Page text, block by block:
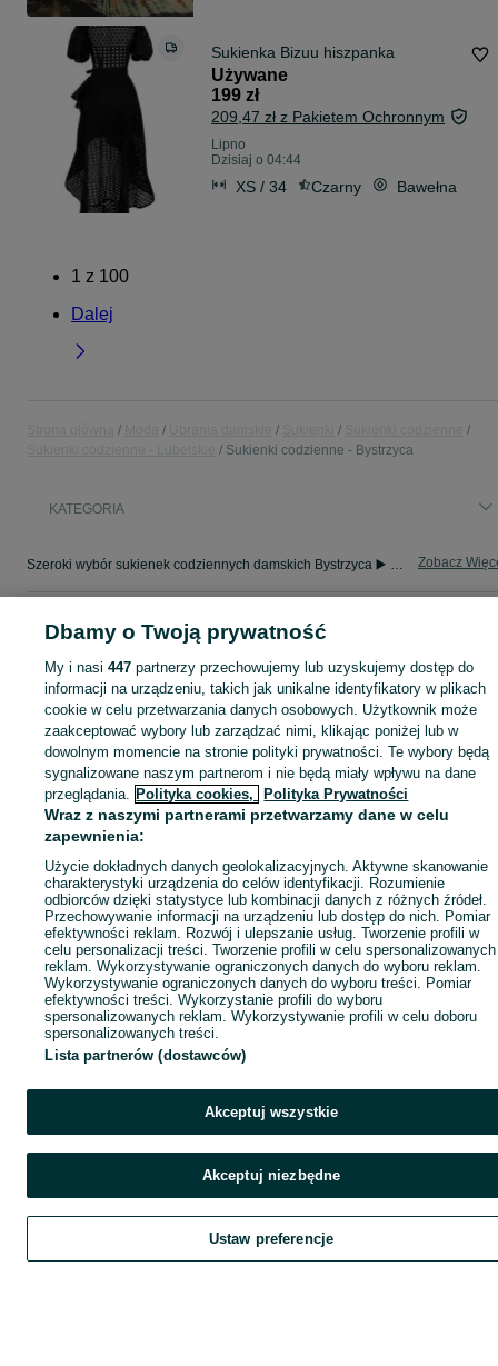
Sukienka Bizuu hiszpanka
Używane
199 zł
209,47 zł z Pakietem Ochronnym
Lipno
Dzisiaj o 04:44
XS / 34 Czarny Bawełna
1 z 100
Dalej
Sukienki codzienne - Bystrzyca
KATEGORIA
Szeroki wybór sukienek codziennych damskich Bystrzyca ▶️ bawełniane i wygodne ✅ Nowe i używane w dobrych cenach ☝ Sprawdź ogłoszenia online na OLX.pl! Zobacz
Mapa kategorii
Mapa ministron
Popularne wyszukiwania
Szukaj Obserwujesz Dodaj Czat
Dbamy o Twoją prywatność
My i nasi447 partnerzy przechowujemy lub uzyskujemy dostęp do
informacji na urządzeniu, takich jak unikalne identyfikatory w plikach
cookie w celu przetwarzania danych osobowych. Użytkownik może
zaakceptować wybory lub zarządzać nimi, klikając poniżej lub w
dowolnym momencie na stronie polityki prywatności. Te wybory będą
sygnalizowane naszym partnerom i nie będą miały wpływu na dane
przeglądania. Polityka cookies, Polityka Prywatności
Wraz z naszymi partnerami przetwarzamy dane w celu
zapewnienia:
Użycie dokładnych danych geolokalizacyjnych. Aktywne skanowanie
charakterystyki urządzenia do celów identyfikacji. Rozumienie
odbiorców dzięki statystyce lub kombinacji danych z różnych źródeł.
Przechowywanie informacji na urządzeniu lub dostęp do nich. Pomiar
efektywności reklam. Rozwój i ulepszanie usług. Tworzenie profili w
celu personalizacji treści. Tworzenie profili w celu spersonalizowanych
reklam. Wykorzystywanie ograniczonych danych do wyboru reklam.
Wykorzystywanie ograniczonych danych do wyboru treści. Pomiar
efektywności treści. Wykorzystanie profili do wyboru
spersonalizowanych reklam. Wykorzystywanie profili w celu doboru
spersonalizowanych treści.
Lista partnerów (dostawców)
Akceptuj wszystkie
Akceptuj niezbędne
Ustaw preferencje